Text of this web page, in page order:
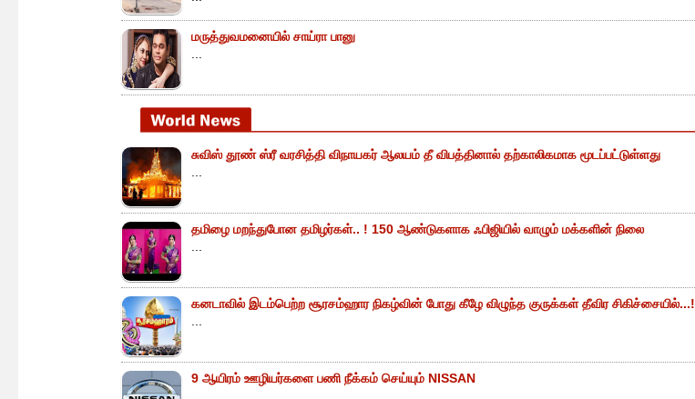
மருத்துவமனையில் சாய்ரா பானு
சுவிஸ் தூண் ஸ்ரீ வரசித்தி விநாயகர் ஆலயம் தீ விபத்தினால் தற்காலிகமாக மூடப்பட்டுள்ளது
தமிழை மறந்துபோன தமிழர்கள்.. ! 150 ஆண்டுகளாக ஃபிஜியில் வாழும் மக்களின் நிலை
கனடாவில் இடம்பெற்ற சூரசம்ஹார நிகழ்வின் போது கீழே விழுந்த குருக்கள் தீவிர சிகிச்சையில்...!
9 ஆயிரம் ஊழியர்களை பணி நீக்கம் செய்யும் NISSAN